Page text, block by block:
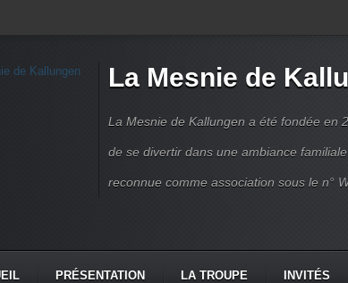
La Mesnie de
La Mesnie de Kallungen a été fondée en
de se divertir dans une ambiance
reconnue comme association sous le n°
PRÉSENTATION LA TROUPE INVITÉS